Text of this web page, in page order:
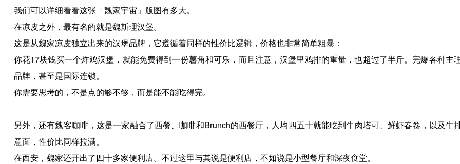
我们可以详细看看这张「魏家宇宙」版图有多大。
在凉皮之外，最有名的就是魏斯理汉堡。
这是从魏家凉皮独立出来的汉堡品牌，它遵循着同样的性价比逻辑，价格也非常简单粗暴：
你花17块钱买一个炸鸡汉堡，就能免费得到一份薯角和可乐，而且注意，汉堡里鸡排的重量，也超过了半斤。完爆各种主
品牌，甚至是国际连锁。
你需要思考的，不是点的够不够，而是能不能吃得完。
另外，还有魏客咖啡，这是一家融合了西餐、咖啡和Brunch的西餐厅，人均四五十就能吃到牛肉塔可、鲜虾春卷，以及牛
意面，性价比同样拉满。
在西安，魏家还开出了四十多家便利店。不过这里与其说是便利店，不如说是小型餐厅和深夜食堂。